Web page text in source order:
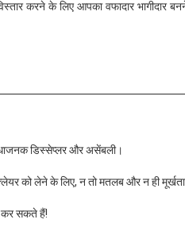
डिस्सेप्लर और असेंबली।
को लेने के लिए, न तो मतलब और न ही
कर सकते हैं!